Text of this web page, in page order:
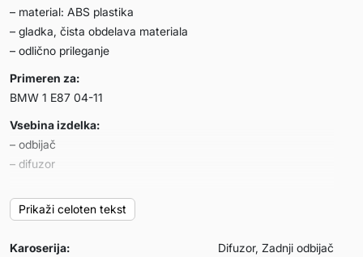
– material: ABS plastika
– gladka, čista obdelava materiala
– odlično prileganje
Primeren za:
BMW 1 E87 04-11
Vsebina izdelka:
– odbijač
– difuzor
– izrez za izpuh samo levi in desni strani
– kljub odličnem prileganju svetujemo, da artikel pred
Prikaži celoten tekst
Karoserija: Difuzor, Zadnji odbijač